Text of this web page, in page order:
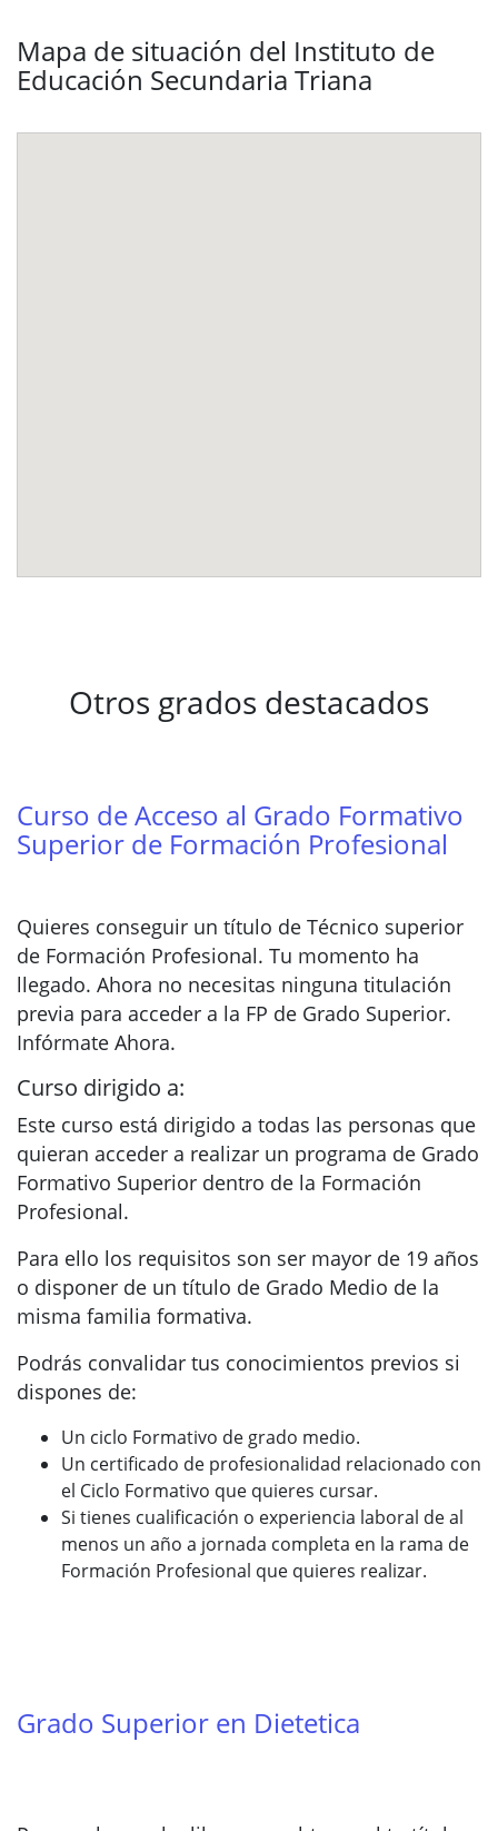
Mapa de situación del Instituto de
Educación Secundaria Triana
Otros grados destacados
Curso de Acceso al Grado Formativo
Superior de Formación Profesional
Quieres conseguir un título de Técnico superior
de Formación Profesional. Tu momento ha
llegado. Ahora no necesitas ninguna titulación
previa para acceder a la FP de Grado Superior.
Infórmate Ahora.
Curso dirigido a:
Este curso está dirigido a todas las personas que
quieran acceder a realizar un programa de Grado
Formativo Superior dentro de la Formación
Profesional.
Para ello los requisitos son ser mayor de 19 años
o disponer de un título de Grado Medio de la
misma familia formativa.
Podrás convalidar tus conocimientos previos si
dispones de:
Un ciclo Formativo de grado medio.
Un certificado de profesionalidad relacionado con
el Ciclo Formativo que quieres cursar.
Si tienes cualificación o experiencia laboral de al
menos un año a jornada completa en la rama de
Formación Profesional que quieres realizar.
Grado Superior en Dietetica